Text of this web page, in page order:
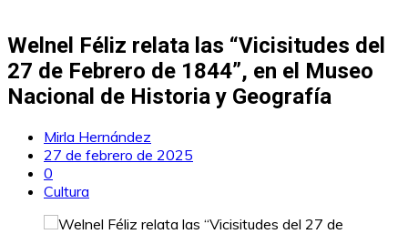
Welnel Féliz relata las “Vicisitudes del
27 de Febrero de 1844”, en el Museo
Nacional de Historia y Geografía
Mirla Hernández
27 de febrero de 2025
0
Cultura